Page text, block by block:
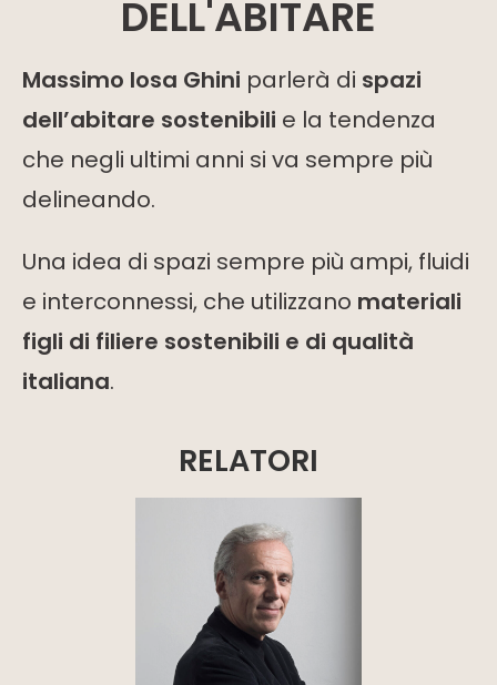
DELL'ABITARE
Massimo Iosa Ghini parlerà di spazi
dell’abitare sostenibili e la tendenza
che negli ultimi anni si va sempre più
delineando.
Una idea di spazi sempre più ampi, fluidi
e interconnessi, che utilizzano materiali
figli di filiere sostenibili e di qualità
italiana.
RELATORI